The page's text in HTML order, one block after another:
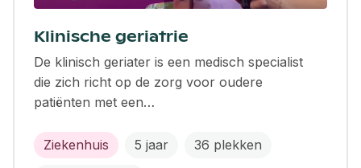
Klinische geriatrie
De klinisch geriater is een medisch specialist
die zich richt op de zorg voor oudere
patiënten met een…
Ziekenhuis 5 jaar 36 plekken